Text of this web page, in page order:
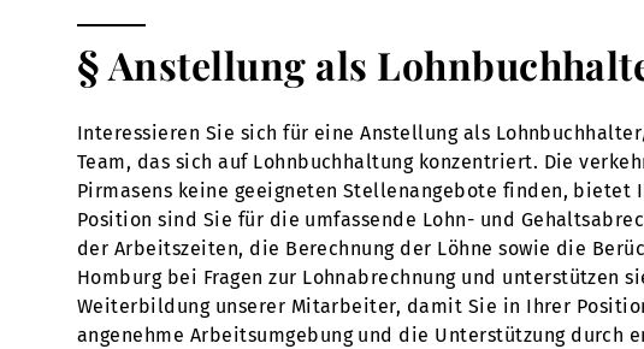
§ Anstellung als
Interessieren Sie sich für eine Anstellung als
Team, das sich auf Lohnbuchhaltung konzentriert. Die
Pirmasens keine geeigneten Stellenangebote finden,
Position sind Sie für die umfassende Lohn- und
der Arbeitszeiten, die Berechnung der Löhne sowie die
Homburg bei Fragen zur Lohnabrechnung und unterstützen
Weiterbildung unserer Mitarbeiter, damit Sie in Ihrer
angenehme Arbeitsumgebung und die Unterstützung